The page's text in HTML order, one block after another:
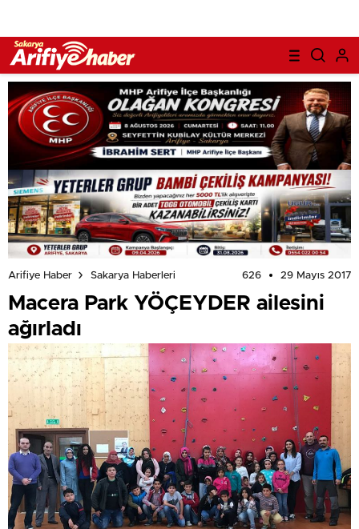
Arifiye Haber Sakarya Haberleri 626 29 Mayıs 2017
Macera Park YÖÇEYDER ailesini
ağırladı